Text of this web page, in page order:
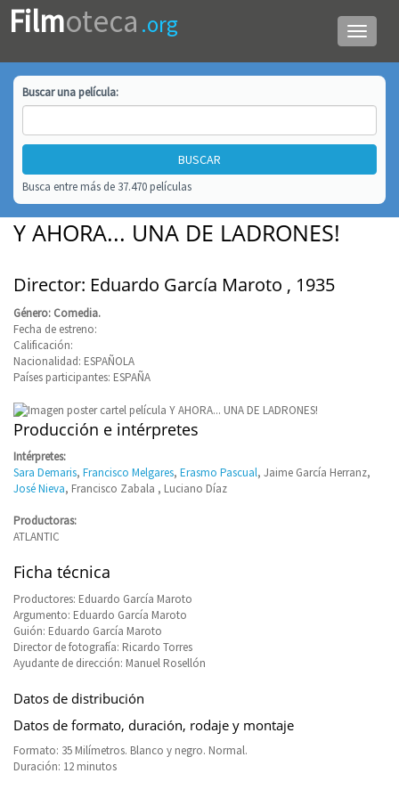
Menú
de
Filmoteca .org
Buscar unapelícula:
Busca entre más de 37.470 películas
Y AHORA... UNA DE LADRONES!
Director: Eduardo García Maroto , 1935
Género: Comedia.
Fecha de estreno:
Calificación:
Nacionalidad: ESPAÑOLA
Países participantes: ESPAÑA
Producción e intérpretes
Intérpretes:
Sara Demaris, Francisco Melgares, Erasmo Pascual, Jaime García Herranz,
José Nieva, Francisco Zabala , Luciano Díaz
Productoras:
ATLANTIC
Ficha técnica
Productores: Eduardo García Maroto
Argumento: Eduardo García Maroto
Guión: Eduardo García Maroto
Director de fotografía: Ricardo Torres
Ayudante de dirección: Manuel Rosellón
Datos de distribución
Datos de formato, duración, rodaje y montaje
Formato: 35 Milímetros. Blanco y negro. Normal.
Duración: 12 minutos